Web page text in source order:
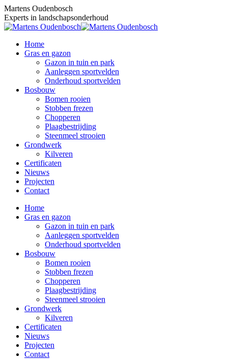
Skip
to
content
Martens Oudenbosch
Experts in landschapsonderhoud
Home
Gras en gazon
Gazon in tuin en park
Aanleggen sportvelden
Onderhoud sportvelden
Bosbouw
Bomen rooien
Stobben frezen
Chopperen
Plaagbestrijding
Steenmeel strooien
Grondwerk
Kilveren
Certificaten
Nieuws
Projecten
Contact
Home
Gras en gazon
Gazon in tuin en park
Aanleggen sportvelden
Onderhoud sportvelden
Bosbouw
Bomen rooien
Stobben frezen
Chopperen
Plaagbestrijding
Steenmeel strooien
Grondwerk
Kilveren
Certificaten
Nieuws
Projecten
Contact